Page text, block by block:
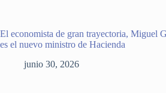
El economista de gran trayectoria, Miguel
es el nuevo ministro de Hacienda
junio 30, 2026